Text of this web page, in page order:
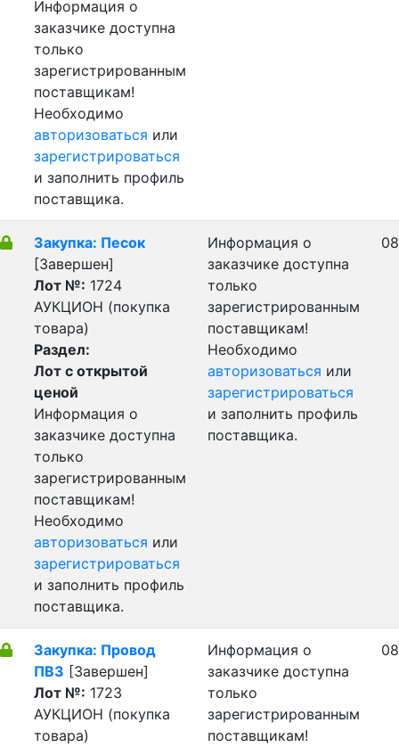
Информация о
заказчике доступна
только
зарегистрированным
поставщикам!
Необходимо
авторизоваться или
зарегистрироваться
и заполнить профиль
поставщика.
Закупка: Песок
[Завершен]
Лот №: 1724
АУКЦИОН (покупка
товара)
Раздел:
Лот с открытой
ценой
Информация о
заказчике доступна
только
зарегистрированным
поставщикам!
Необходимо
авторизоваться или
зарегистрироваться
и заполнить профиль
поставщика.
Информация о
заказчике доступна
только
зарегистрированным
поставщикам!
Необходимо
авторизоваться или
зарегистрироваться
и заполнить профиль
поставщика.
Закупка: Провод
ПВ3 [Завершен]
Лот №: 1723
АУКЦИОН (покупка
товара)
Информация о
заказчике доступна
только
зарегистрированным
поставщикам!